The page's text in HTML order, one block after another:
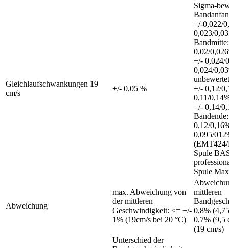
Gleichlaufschwankungen 19
cm/s
+/- 0,05 %
Sigma-
+/-0,022/
0,023/
0,02/
+/- 0,024/
0,024/
+/- 0,12/
0,11/
+/- 0,14/
0,12/
0,095/
Spule
Spule
Abweichung
max. Abweichung von
der mittleren
Geschwindigkeit: <= +/-
1% (19cm/s bei 20 °C)
mittleren
0,8%
0,7% (9,5
(19 cm/s)
Unterschied der